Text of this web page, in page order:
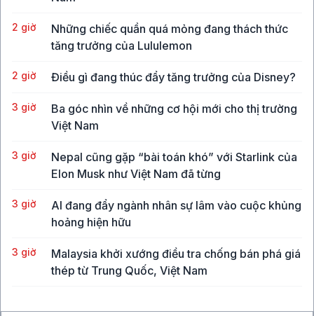
2 giờ
Những chiếc quần quá mỏng đang thách thức
tăng trưởng của Lululemon
2 giờ Điều gì đang thúc đẩy tăng trưởng của Disney?
3 giờ
Ba góc nhìn về những cơ hội mới cho thị trường
Việt Nam
3 giờ
Nepal cũng gặp “bài toán khó” với Starlink của
Elon Musk như Việt Nam đã từng
3 giờ
AI đang đẩy ngành nhân sự lâm vào cuộc khủng
hoảng hiện hữu
3 giờ
Malaysia khởi xướng điều tra chống bán phá giá
thép từ Trung Quốc, Việt Nam